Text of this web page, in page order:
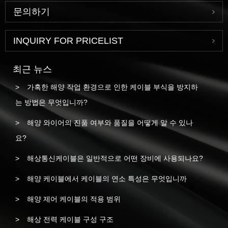
문의하기
INQUIRY FOR PRICELIST
최근 뉴스
가혹한 해양 작업 환경으로 인한 케이블 부식을 방지하
는 방법은 무엇입니까?
해양 와이어의 진품 여부와 품질을 어떻게 알 수 있나
요?
해상통신케이블은 일반적으로 어떤 장비에 사용되나요?
해양 케이블에서 케이블의 연소 특성은 무엇입니까
해양 제어 케이블의 적용 범위
해상 전력 케이블 구성 구조